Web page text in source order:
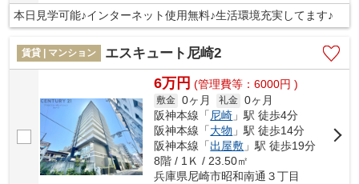
本日見学可能♪インターネット使用無料♪生活環境充実してます♪
賃貸 | マンション エスキュート尼崎2
6万円 (管理費等：6000円 )
敷金 0ヶ月 礼金 0ヶ月
阪神本線「尼崎 」駅 徒歩4分
阪神本線「大物 」駅 徒歩14分
阪神本線「出屋敷 」駅 徒歩19分
8階 / 1Ｋ / 23.50㎡
兵庫県尼崎市昭和南通３丁目